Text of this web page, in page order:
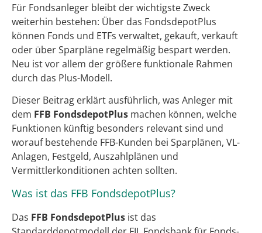
Für Fondsanleger bleibt der wichtigste Zweck
weiterhin bestehen: Über das FondsdepotPlus
können Fonds und ETFs verwaltet, gekauft, verkauft
oder über Sparpläne regelmäßig bespart werden.
Neu ist vor allem der größere funktionale Rahmen
durch das Plus-Modell.
Dieser Beitrag erklärt ausführlich, was Anleger mit
dem FFB FondsdepotPlus machen können, welche
Funktionen künftig besonders relevant sind und
worauf bestehende FFB-Kunden bei Sparplänen, VL-
Anlagen, Festgeld, Auszahlplänen und
Vermittlerkonditionen achten sollten.
Was ist das FFB FondsdepotPlus?
Das FFB FondsdepotPlus ist das